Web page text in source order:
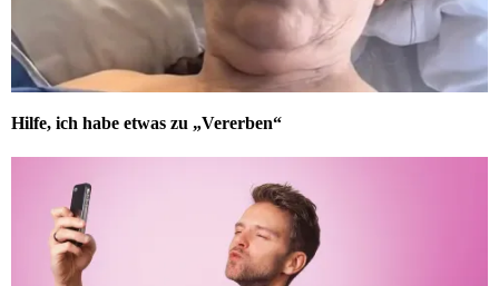
Hilfe, ich habe etwas zu „Vererben“